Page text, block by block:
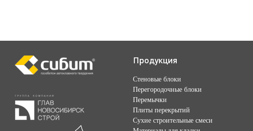
Продукция
Стеновые блоки
Перегородочные блоки
Перемычки
Плиты перекрытий
Сухие строительные смеси